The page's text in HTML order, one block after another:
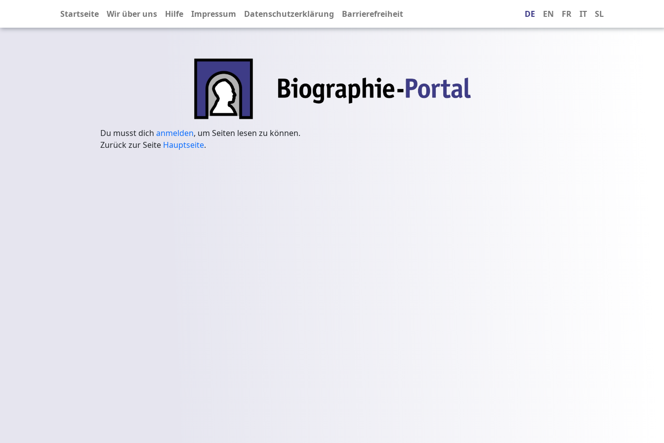
Startseite Wir über uns Hilfe Impressum Datenschutzerklärung Barrierefreiheit DE EN FR IT SL
Du musst dich anmelden, um Seiten lesen zu können.
Zurück zur Seite Hauptseite.